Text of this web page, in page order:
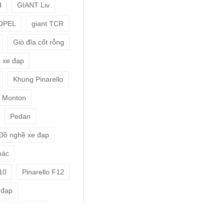
GIANT Liv
giant TCR
Giò đĩa cốt rỗng
xe đạp
Khung Pinarello
Monton
Pedan
nghề xe đạp
Pinarello F12